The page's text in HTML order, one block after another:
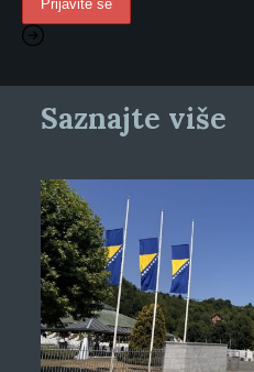
Saznajte više